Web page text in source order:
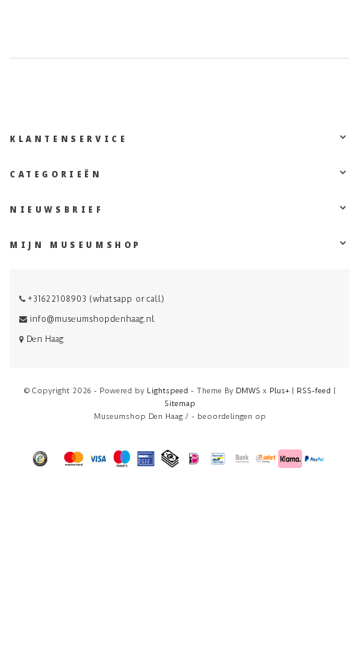
KLANTENSERVICE
CATEGORIEËN
NIEUWSBRIEF
MIJN MUSEUMSHOP
+31622108903 (whatsapp or call)
info@museumshopdenhaag.nl
Den Haag
© Copyright 2026 - Powered by Lightspeed - Theme By DMWS x Plus+| RSS-feed |
Sitemap
Museumshop Den Haag / - beoordelingen op